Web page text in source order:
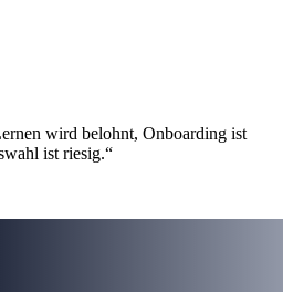
wird belohnt, Onboarding ist
ist riesig.“